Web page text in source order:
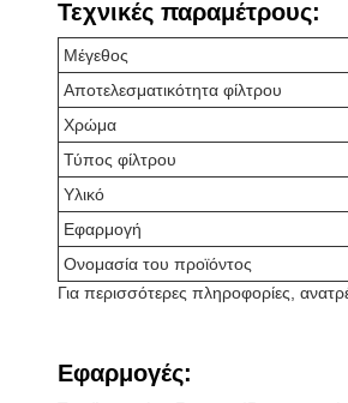
Τεχνικές παραμέτρους:
Μέγεθος
Αποτελεσματικότητα φίλτρου
Χρώμα
Τύπος φίλτρου
Υλικό
Εφαρμογή
Ονομασία του προϊόντος
Για περισσότερες πληροφορίες,
Εφαρμογές: